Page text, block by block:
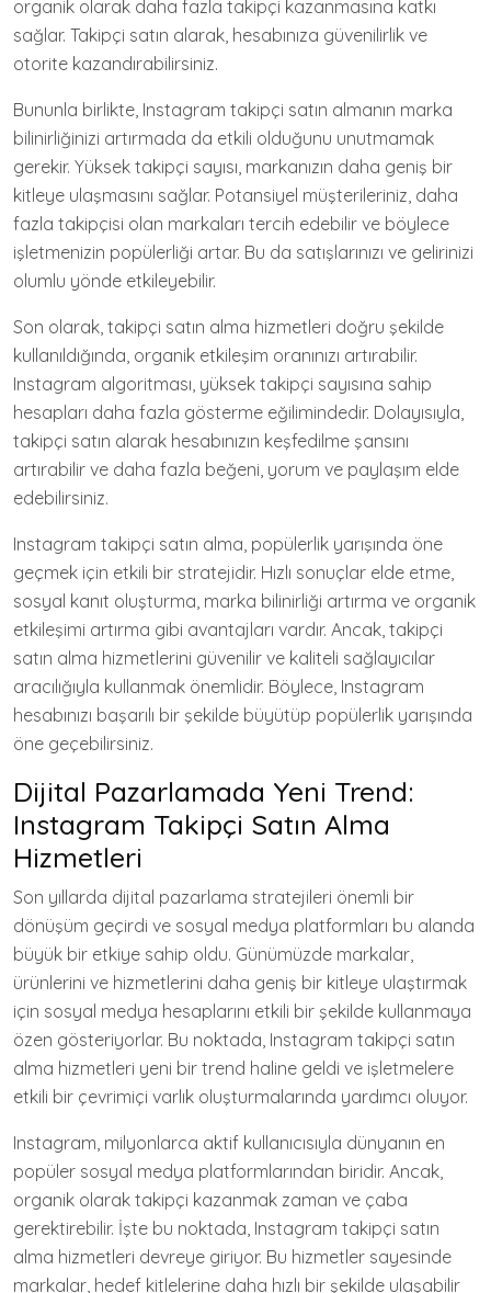
organik olarak daha fazla takipçi kazanmasına katkı
sağlar. Takipçi satın alarak, hesabınıza güvenilirlik ve
otorite kazandırabilirsiniz.
Bununla birlikte, Instagram takipçi satın almanın marka
bilinirliğinizi artırmada da etkili olduğunu unutmamak
gerekir. Yüksek takipçi sayısı, markanızın daha geniş bir
kitleye ulaşmasını sağlar. Potansiyel müşterileriniz, daha
fazla takipçisi olan markaları tercih edebilir ve böylece
işletmenizin popülerliği artar. Bu da satışlarınızı ve gelirinizi
olumlu yönde etkileyebilir.
Son olarak, takipçi satın alma hizmetleri doğru şekilde
kullanıldığında, organik etkileşim oranınızı artırabilir.
Instagram algoritması, yüksek takipçi sayısına sahip
hesapları daha fazla gösterme eğilimindedir. Dolayısıyla,
takipçi satın alarak hesabınızın keşfedilme şansını
artırabilir ve daha fazla beğeni, yorum ve paylaşım elde
edebilirsiniz.
Instagram takipçi satın alma, popülerlik yarışında öne
geçmek için etkili bir stratejidir. Hızlı sonuçlar elde etme,
sosyal kanıt oluşturma, marka bilinirliği artırma ve organik
etkileşimi artırma gibi avantajları vardır. Ancak, takipçi
satın alma hizmetlerini güvenilir ve kaliteli sağlayıcılar
aracılığıyla kullanmak önemlidir. Böylece, Instagram
hesabınızı başarılı bir şekilde büyütüp popülerlik yarışında
öne geçebilirsiniz.
Dijital Pazarlamada Yeni Trend:
Instagram Takipçi Satın Alma
Hizmetleri
Son yıllarda dijital pazarlama stratejileri önemli bir
dönüşüm geçirdi ve sosyal medya platformları bu alanda
büyük bir etkiye sahip oldu. Günümüzde markalar,
ürünlerini ve hizmetlerini daha geniş bir kitleye ulaştırmak
için sosyal medya hesaplarını etkili bir şekilde kullanmaya
özen gösteriyorlar. Bu noktada, Instagram takipçi satın
alma hizmetleri yeni bir trend haline geldi ve işletmelere
etkili bir çevrimiçi varlık oluşturmalarında yardımcı oluyor.
Instagram, milyonlarca aktif kullanıcısıyla dünyanın en
popüler sosyal medya platformlarından biridir. Ancak,
organik olarak takipçi kazanmak zaman ve çaba
gerektirebilir. İşte bu noktada, Instagram takipçi satın
alma hizmetleri devreye giriyor. Bu hizmetler sayesinde
markalar, hedef kitlelerine daha hızlı bir şekilde ulaşabilir